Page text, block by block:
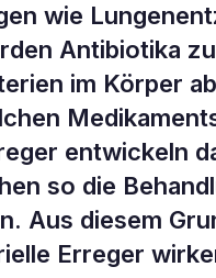
wie
Antibiotika
im Körper
entwickeln
so die
Aus diesem
Erreger